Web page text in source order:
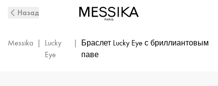
Gold
Diamond
Назад
Messika |
Lucky
Eye
|
Браслет Lucky Eye с бриллиантовым
паве